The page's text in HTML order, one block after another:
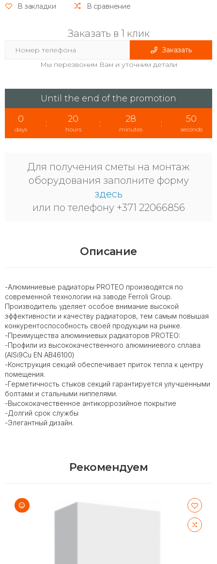
В закладки В сравнение
Заказать в 1 клик
Заказать
Мы перезвоним Вам и уточним детали
Until the end of the promotion
0
days
: 20
hours
: 28
minutes
: 50
seconds
Для получения сметы на монтаж
оборудования заполните форму
здесь
или по телефону +371 22066856
Описание
-Алюминиевые радиаторы PROTEO производятся по
современной технологии на заводе Ferroli Group.
Производитель уделяет особое внимание высокой
эффективности и качеству радиаторов, тем самым повышая
конкурентоспособность своей продукции на рынке.
-Преимущества алюминиевых радиаторов PROTEO:
-Профили из высококачественного алюминиевого сплава
(AISi9Cu EN AB46100)
-Конструкция секций обеспечивает приток тепла к центру
помещения.
-Герметичность стыков секций гарантируется улучшенными
болтами и стальными ниппелями.
-Высококачественное антикоррозийное покрытие
-Долгий срок службы
-Элегантный дизайн.
Рекомендуем